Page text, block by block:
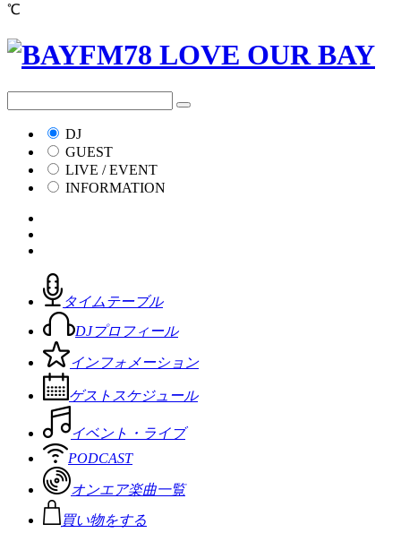
℃
DJ
GUEST
LIVE / EVENT
INFORMATION
タイムテーブル
DJプロフィール
インフォメーション
ゲストスケジュール
イベント・ライブ
PODCAST
オンエア楽曲一覧
買い物をする